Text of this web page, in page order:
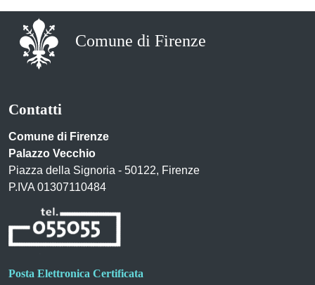
Comune di Firenze
Contatti
Comune di Firenze
Palazzo Vecchio
Piazza della Signoria - 50122, Firenze
P.IVA 01307110484
Posta Elettronica Certificata